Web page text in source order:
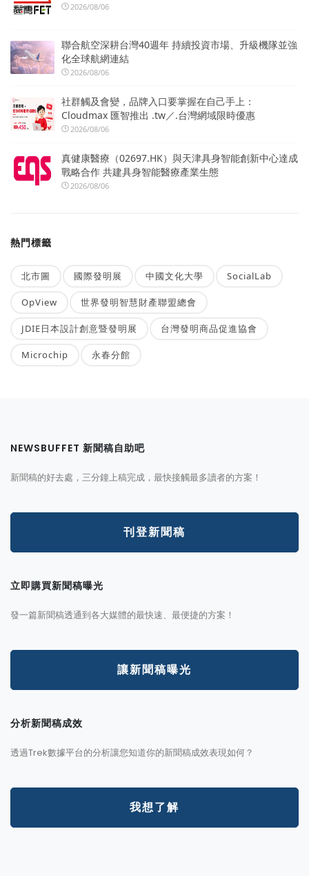
2026/08/06
聯合航空深耕台灣40週年 持續投資市場、升級機隊並強
化全球航網連結
2026/08/06
社群觸及會變，品牌入口要掌握在自己手上：
Cloudmax 匯智推出 .tw／.台灣網域限時優惠
2026/08/06
真健康醫療（02697.HK）與天津具身智能創新中心達成
戰略合作 共建具身智能醫療產業生態
2026/08/06
熱門標籤
北市圖 國際發明展 中國文化大學 SocialLab
OpView 世界發明智慧財產聯盟總會
JDIE日本設計創意暨發明展 台灣發明商品促進協會
Microchip 永春分館
NEWSBUFFET 新聞稿自助吧
新聞稿的好去處，三分鐘上稿完成，最快接觸最多讀者的方案！
刊登新聞稿
立即購買新聞稿曝光
發一篇新聞稿透通到各大媒體的最快速、最便捷的方案！
讓新聞稿曝光
分析新聞稿成效
透過Trek數據平台的分析讓您知道你的新聞稿成效表現如何？
我想了解